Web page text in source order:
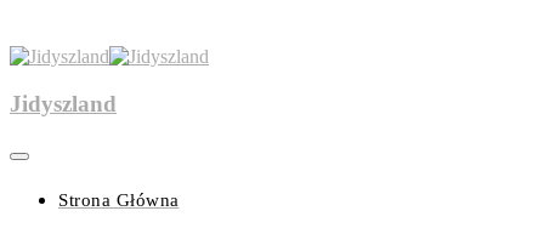
Jidyszland
Strona Główna